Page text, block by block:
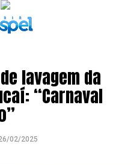
lavagem da
“Carnaval
02/2025